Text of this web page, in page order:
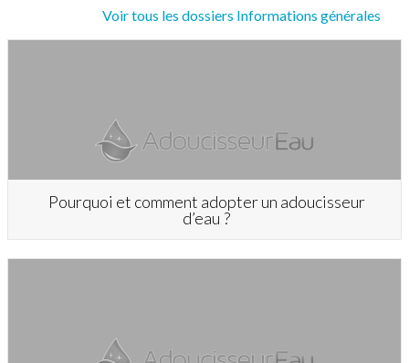
Voir tous les dossiers Informations générales
Pourquoi et comment adopter un adoucisseur
d’eau ?